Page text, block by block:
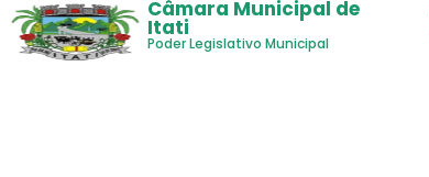
Câmara Municipal de
Itati
Poder Legislativo Municipal